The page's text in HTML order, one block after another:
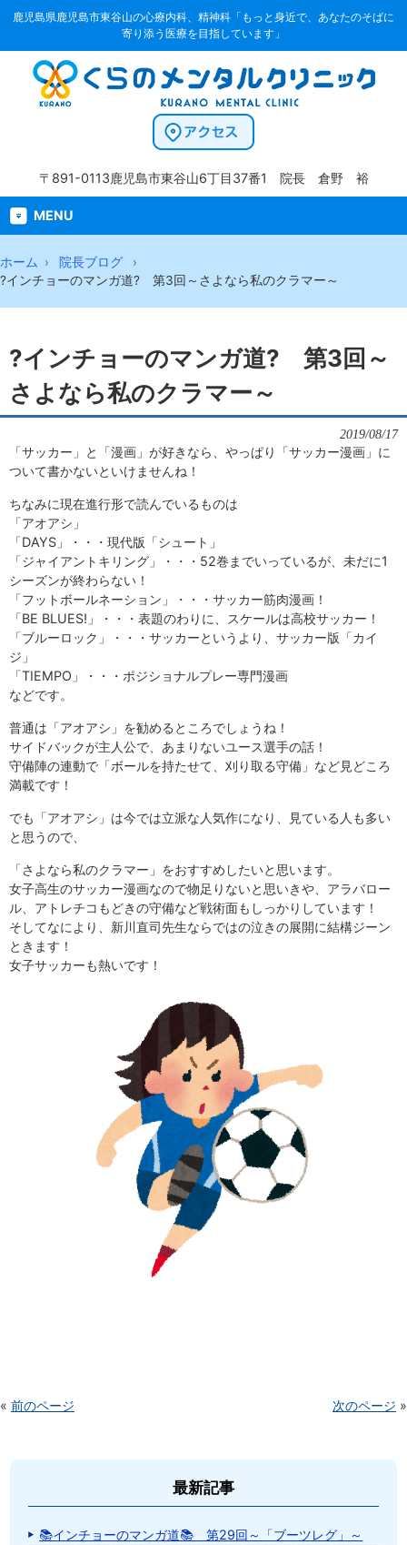
鹿児島県鹿児島市東谷山の心療内科、精神科「もっと身近で、あなたのそばに
寄り添う医療を目指しています」
〒891-0113鹿児島市東谷山6丁目37番1 院長 倉野 裕
MENU
ホーム
院長ブログ
?インチョーのマンガ道? 第3回～さよなら私のクラマー～
?インチョーのマンガ道? 第3回～
さよなら私のクラマー～
2019/08/17
「サッカー」と「漫画」が好きなら、やっぱり「サッカー漫画」に
ついて書かないといけませんね！
ちなみに現在進行形で読んでいるものは
「アオアシ」
「DAYS」・・・現代版「シュート」
「ジャイアントキリング」・・・52巻までいっているが、未だに1
シーズンが終わらない！
「フットボールネーション」・・・サッカー筋肉漫画！
「BE BLUES!」・・・表題のわりに、スケールは高校サッカー！
「ブルーロック」・・・サッカーというより、サッカー版「カイ
ジ」
「TIEMPO 」・・・ポジショナルプレー専門漫画
などです。
普通は「アオアシ」を勧めるところでしょうね！
サイドバックが主人公で、あまりないユース選手の話！
守備陣の連動で「ボールを持たせて、刈り取る守備」など見どころ
満載です！
でも「アオアシ」は今では立派な人気作になり、見ている人も多い
と思うので、
「さよなら私のクラマー」をおすすめしたいと思います。
女子高生のサッカー漫画なので物足りないと思いきや、アラバロー
ル、アトレチコもどきの守備など戦術面もしっかりしています！
そしてなにより、新川直司先生ならではの泣きの展開に結構ジーン
ときます！
女子サッカーも熱いです！
« 前のページ 次のページ »
最新記事
📚インチョーのマンガ道📚 第29回～「ブーツレグ」～